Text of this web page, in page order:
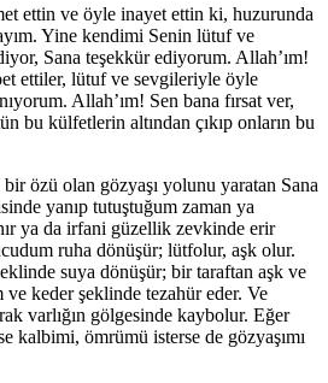
ettin ve öyle inayet ettin ki, huzurunda
Yine kendimi Senin lütuf ve
Sana teşekkür ediyorum. Allah’ım!
ettiler, lütuf ve sevgileriyle öyle
Allah’ım! Sen bana fırsat ver,
bu külfetlerin altından çıkıp onların bu
bir özü olan gözyaşı yolunu yaratan Sana
yanıp tutuştuğum zaman ya
ya da irfani güzellik zevkinde erir
ruha dönüşür; lütfolur, aşk olur.
suya dönüşür; bir taraftan aşk ve
keder şeklinde tezahür eder. Ve
varlığın gölgesinde kaybolur. Eğer
kalbimi, ömrümü isterse de gözyaşımı